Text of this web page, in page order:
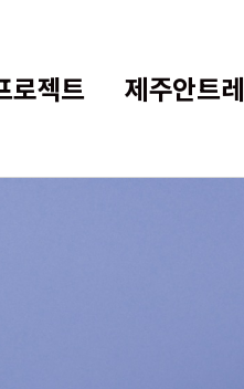
로젝트 제주안트레